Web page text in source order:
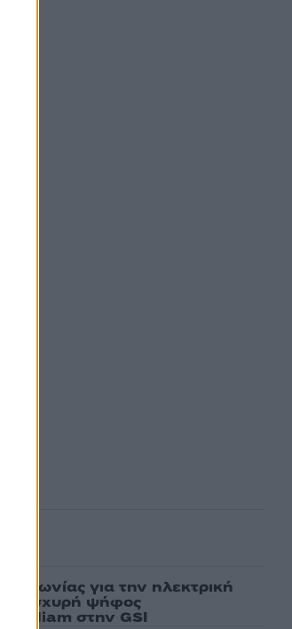
για την ηλεκτρική
«Ισχυρή ψήφος
στην GSI